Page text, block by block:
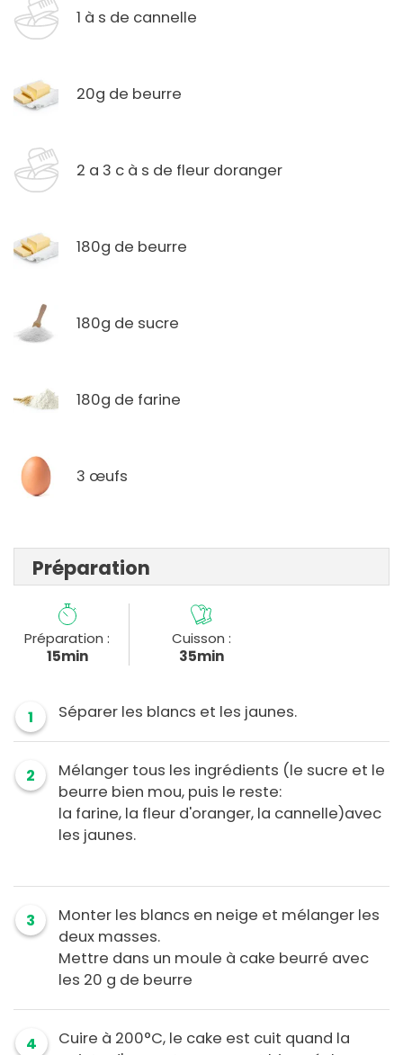
1 à s de cannelle
20g de beurre
2 a 3 c à s de fleur doranger
180g de beurre
180g de sucre
180g de farine
3 œufs
Préparation
Préparation :
15min
Cuisson :
35min
1 Séparer les blancs et les jaunes.
2
Mélanger tous les ingrédients (le sucre et le
beurre bien mou, puis le reste:
la farine, la fleur d'oranger, la cannelle)avec
les jaunes.
3
Monter les blancs en neige et mélanger les
deux masses.
Mettre dans un moule à cake beurré avec
les 20 g de beurre
4
Cuire à 200°C, le cake est cuit quand la